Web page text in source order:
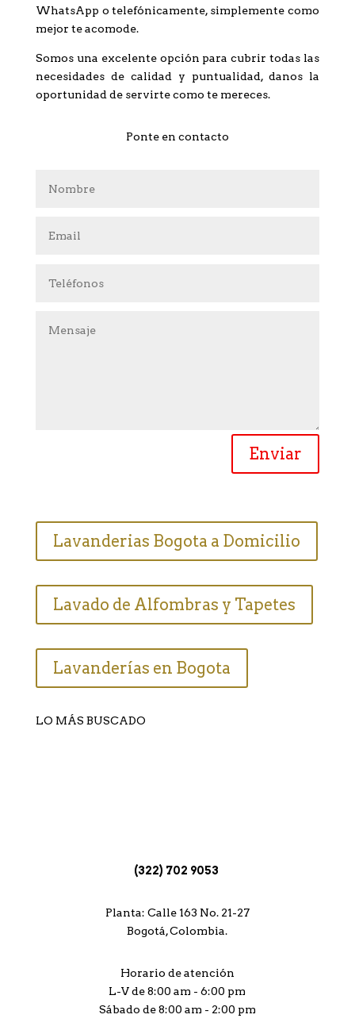
WhatsApp o telefónicamente, simplemente como
mejor te acomode.
Somos una excelente opción para cubrir todas las
necesidades de calidad y puntualidad, danos la
oportunidad de servirte como te mereces.
Ponte en contacto
Enviar
Lavanderias Bogota a Domicilio
Lavado de Alfombras y Tapetes
Lavanderías en Bogota
LO MÁS BUSCADO
(322) 702 9053
Planta: Calle 163 No. 21-27
Bogotá, Colombia.
Horario de atención
L-V de 8:00 am - 6:00 pm
Sábado de 8:00 am - 2:00 pm